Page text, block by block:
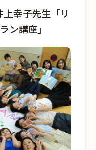
上幸子先生「リ
ン講座」